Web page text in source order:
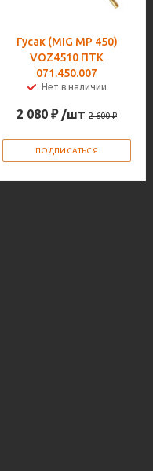
Гусак (MIG MP 450)
VOZ4510 ПТК
071.450.007
Нет в наличии
2 080 ₽ /шт 2 600₽
ПОДПИСАТЬСЯ